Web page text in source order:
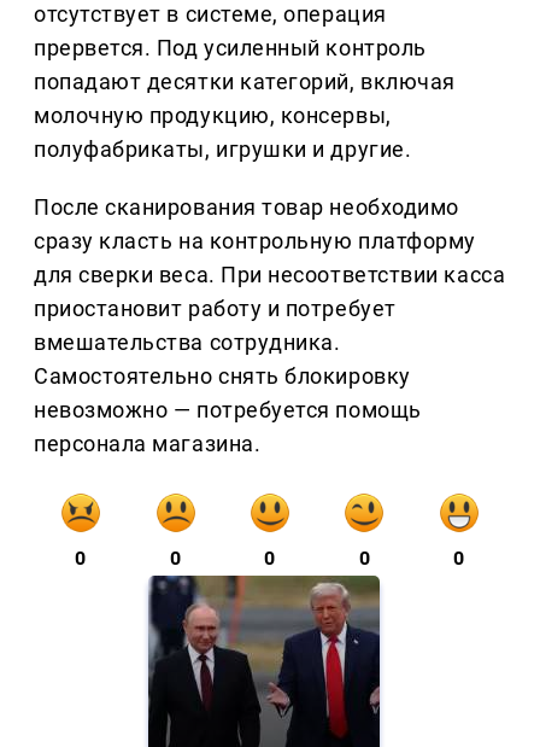
отсутствует в системе, операция
прервется. Под усиленный контроль
попадают десятки категорий, включая
молочную продукцию, консервы,
полуфабрикаты, игрушки и другие.
После сканирования товар необходимо
сразу класть на контрольную платформу
для сверки веса. При несоответствии касса
приостановит работу и потребует
вмешательства сотрудника.
Самостоятельно снять блокировку
невозможно — потребуется помощь
персонала магазина.
0 0 0 0 0